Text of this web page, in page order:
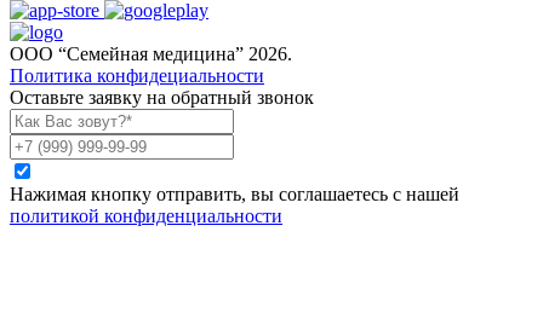
ООО “Семейная медицина” 2026.
Политика конфидециальности
Оставьте заявку на обратный звонок
Нажимая кнопку отправить, вы соглашаетесь с нашей
политикой конфиденциальности